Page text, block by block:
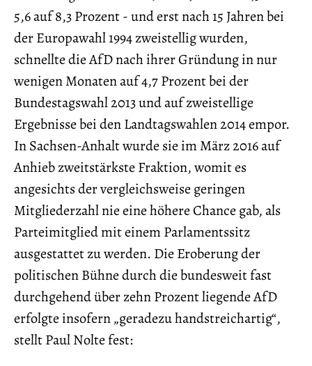
5,6 auf 8,3 Prozent - und erst nach 15 Jahren bei
der Europawahl 1994 zweistellig wurden,
schnellte die AfD nach ihrer Gründung in nur
wenigen Monaten auf 4,7 Prozent bei der
Bundestagswahl 2013 und auf zweistellige
Ergebnisse bei den Landtagswahlen 2014 empor.
In Sachsen-Anhalt wurde sie im März 2016 auf
Anhieb zweitstärkste Fraktion, womit es
angesichts der vergleichsweise geringen
Mitgliederzahl nie eine höhere Chance gab, als
Parteimitglied mit einem Parlamentssitz
ausgestattet zu werden. Die Eroberung der
politischen Bühne durch die bundesweit fast
durchgehend über zehn Prozent liegende AfD
erfolgte insofern „geradezu handstreichartig“,
stellt Paul Nolte fest: